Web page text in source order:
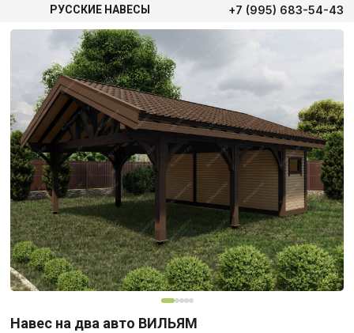
РУССКИЕ НАВЕСЫ +7 (995) 683-54-43
Навес на два авто ВИЛЬЯМ